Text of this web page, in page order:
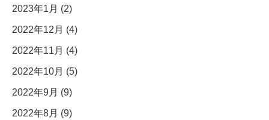
2023年1月 (2)
2022年12月 (4)
2022年11月 (4)
2022年10月 (5)
2022年9月 (9)
2022年8月 (9)